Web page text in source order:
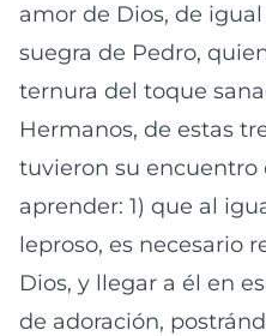
amor de Dios, de
suegra de Pedro,
ternura del toque
Hermanos, de estas
tuvieron su encuentro
aprender: 1) que al
leproso, es necesario
Dios, y llegar a él en
de adoración,